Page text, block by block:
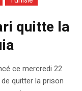
quitte la
ce mercredi 22
quitter la prison